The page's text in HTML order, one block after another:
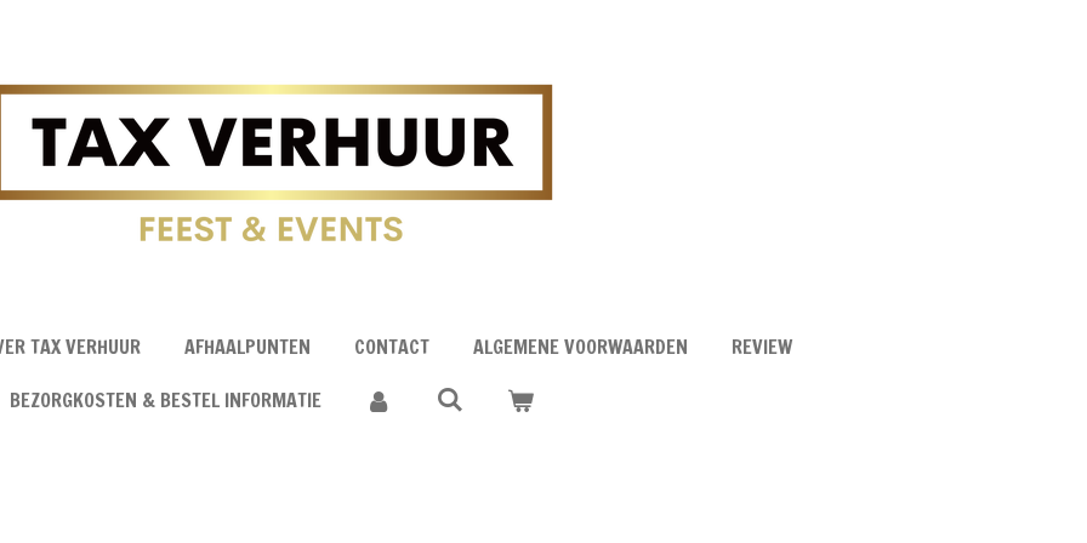
TAX VERHUUR AFHAALPUNTEN CONTACT ALGEMENE VOORWAARDEN
REVIEW
BEZORGKOSTEN & BESTEL INFORMATIE